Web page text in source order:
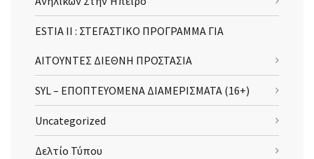
ESTIA II : ΣΤΕΓΑΣΤΙΚΟ ΠΡΟΓΡΑΜΜΑ ΓΙΑ
ΑΙΤΟΥΝΤΕΣ ΔΙΕΘΝΗ ΠΡΟΣΤΑΣΙΑ
SYL – ΕΠΟΠΤΕΥΟΜΕΝΑ ΔΙΑΜΕΡΙΣΜΑΤΑ (16+)
Uncategorized
Δελτίο Τύπου